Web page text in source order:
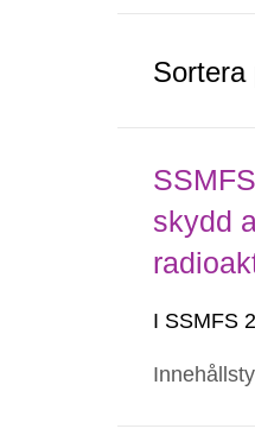
Sortera
skydd
I SSMFS